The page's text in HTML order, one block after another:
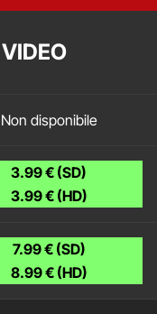
Non disponibile
3.99 € (SD)
3.99 € (HD)
7.99 € (SD)
8.99 € (HD)